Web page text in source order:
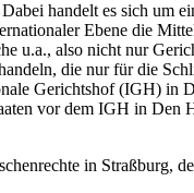
handelt es sich um
Ebene die
u.a., also nicht nur
die nur für die
Gerichtshof (IGH) in
vor dem IGH in Den
in Straßburg,